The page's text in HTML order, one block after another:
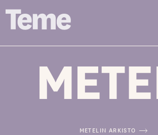
METELIN ARKISTO